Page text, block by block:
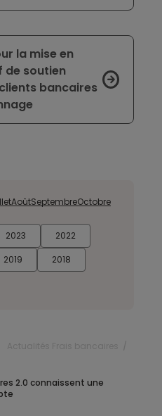
la mise en
de soutien
bancaires
2023
2022
2019
2018
AoûtSeptembreOctobre
2.0 connaissent une